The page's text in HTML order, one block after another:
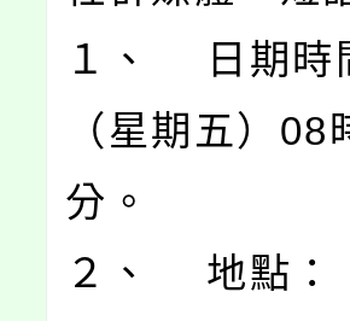
１、 日期時
（星期五）
分。
２、 地點：